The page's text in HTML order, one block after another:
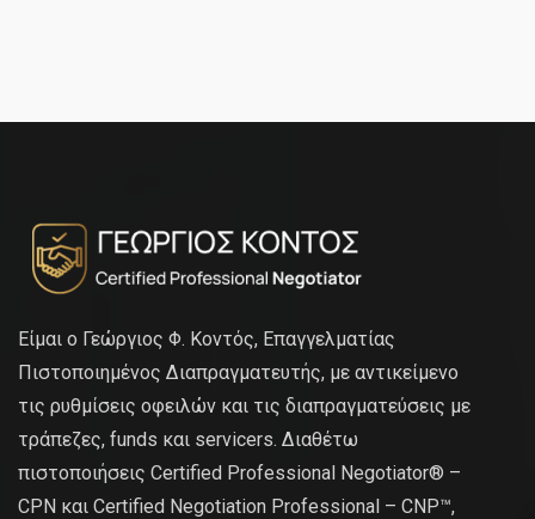
Είμαι ο Γεώργιος Φ. Κοντός, Επαγγελματίας
Πιστοποιημένος Διαπραγματευτής, με αντικείμενο
τις ρυθμίσεις οφειλών και τις διαπραγματεύσεις με
τράπεζες, funds και servicers. Διαθέτω
πιστοποιήσεις Certified Professional Negotiator® –
CPN και Certified Negotiation Professional – CNP™,